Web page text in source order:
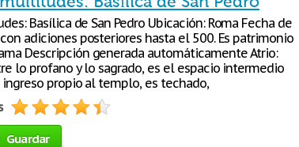
Basílica de San Pedro Ubicación: Roma Fecha de
adiciones posteriores hasta el 500. Es patrimonio
Descripción generada automáticamente Atrio:
lo profano y lo sagrado, es el espacio intermedio
ingreso propio al templo, es techado,
Guardar